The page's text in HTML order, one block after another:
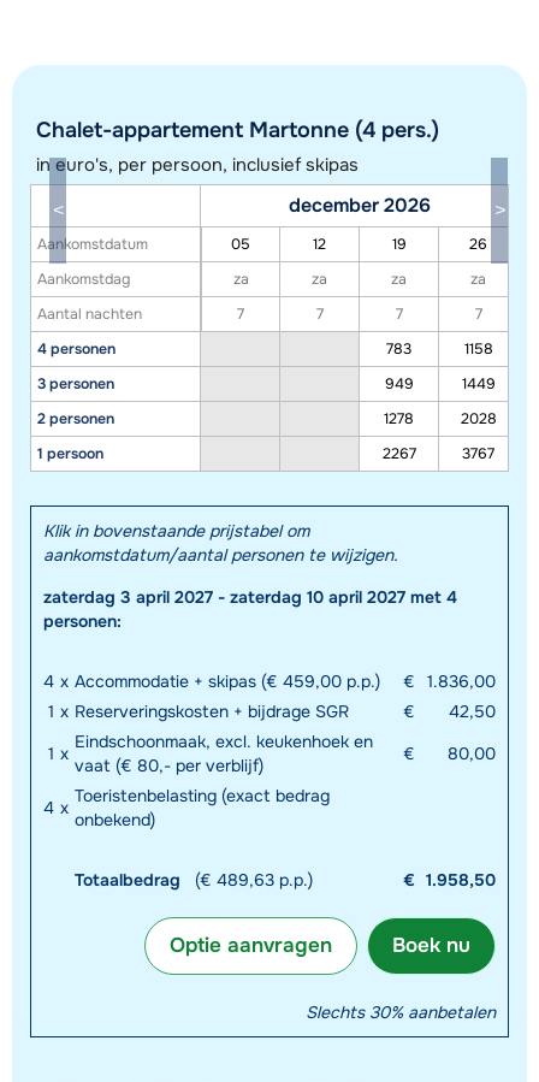
Toon alle accommodaties in dit gebied
Deze kaart geeft een indicatie van de ligging van onze accommodaties. De
exacte locatie kan enigszins afwijken.
Chalet-appartement Martonne (4 pers.)
in euro's, per persoon, inclusief skipas
Aankomstdatum
Aankomstdag
Aantal nachten
4 personen
3 personen
2 personen
1 persoon
december 2026
05 12 19
26
za
za za
za
7
7 7
7
783
1158
949
1449
1278
2028
2267
3767
Klik in bovenstaande prijstabel om
aankomstdatum/aantal personen te wijzigen.
zaterdag 3 april 2027 - zaterdag 10 april 2027 met 4
personen:
4 x Accommodatie + skipas (€ 459,00 p.p.) €
1.836,00
1 x Reserveringskosten + bijdrage SGR €
42,50
1 x
Eindschoonmaak, excl. keukenhoek en
vaat (€ 80,- per verblijf)
€ 80,00
4 x
Toeristenbelasting (exact bedrag
onbekend)
Totaalbedrag (€ 489,63 p.p.) € 1.958,50
Boek nu
Optie aanvragen
Slechts 30% aanbetalen